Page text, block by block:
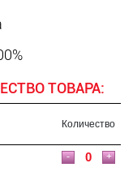
ТОВАРА:
Количество
+
-